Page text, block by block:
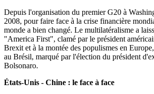
Depuis l'organisation du premier G20 à
2008, pour faire face à la crise financière
monde a bien changé. Le multilatéralisme a
"America First", clamé par le président
Brexit et à la montée des populismes en
au Brésil, marqué par l'élection du président
Bolsonaro.
États-Unis - Chine : le face à face